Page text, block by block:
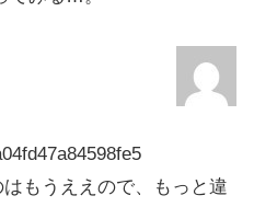
もうええので、もっと違